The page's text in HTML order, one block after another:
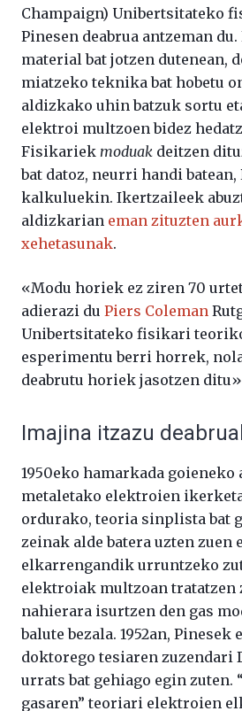
Champaign) Unibertsitateko
Pinesen deabrua antzeman
material bat jotzen dutenean,
miatzeko teknika bat hobetu
aldizkako uhin batzuk sortu
elektroi multzoen bidez
Fisikariek moduak deitzen
bat datoz, neurri handi batean,
kalkuluekin. Ikertzaileek
aldizkarian eman zituzten
xehetasunak.
«Modu horiek ez ziren 70
adierazi du Piers Coleman
Unibertsitateko fisikari
esperimentu berri horrek,
deabrutu horiek jasotzen
Imajina itzazu
1950eko hamarkada goieneko
metaletako elektroien
ordurako, teoria sinplista bat
zeinak alde batera uzten zuen
elkarrengandik urruntzeko
elektroiak multzoan tratatzen
nahierara isurtzen den gas
balute bezala. 1952an, Pinesek
doktorego tesiaren zuzendari
urrats bat gehiago egin zuten.
gasaren” teoriari elektroien